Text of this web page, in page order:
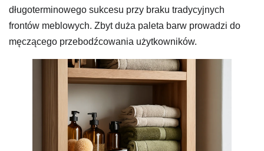
długoterminowego sukcesu przy braku tradycyjnych
frontów meblowych. Zbyt duża paleta barw prowadzi do
męczącego przebodźcowania użytkowników.